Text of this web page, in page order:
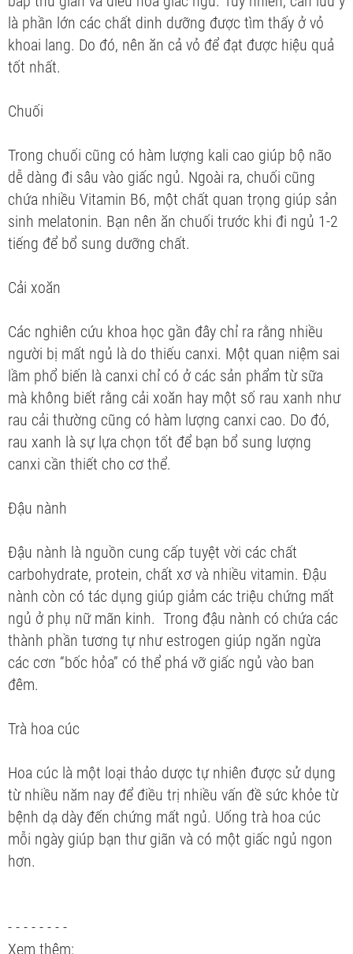
là phần lớn các chất dinh dưỡng được tìm thấy ở vỏ
khoai lang. Do đó, nên ăn cả vỏ để đạt được hiệu quả
tốt nhất.
Chuối
Trong chuối cũng có hàm lượng kali cao giúp bộ não
dễ dàng đi sâu vào giấc ngủ. Ngoài ra, chuối cũng
chứa nhiều Vitamin B6, một chất quan trọng giúp sản
sinh melatonin. Bạn nên ăn chuối trước khi đi ngủ 1-2
tiếng để bổ sung dưỡng chất.
Cải xoăn
Các nghiên cứu khoa học gần đây chỉ ra rằng nhiều
người bị mất ngủ là do thiếu canxi. Một quan niệm sai
lầm phổ biến là canxi chỉ có ở các sản phẩm từ sữa
mà không biết rằng cải xoăn hay một số rau xanh như
rau cải thường cũng có hàm lượng canxi cao. Do đó,
rau xanh là sự lựa chọn tốt để bạn bổ sung lượng
canxi cần thiết cho cơ thể.
Đậu nành
Đậu nành là nguồn cung cấp tuyệt vời các chất
carbohydrate, protein, chất xơ và nhiều vitamin. Đậu
nành còn có tác dụng giúp giảm các triệu chứng mất
ngủ ở phụ nữ mãn kinh. Trong đậu nành có chứa các
thành phần tương tự như estrogen giúp ngăn ngừa
các cơn “bốc hỏa” có thể phá vỡ giấc ngủ vào ban
đêm.
Trà hoa cúc
Hoa cúc là một loại thảo dược tự nhiên được sử dụng
từ nhiều năm nay để điều trị nhiều vấn đề sức khỏe từ
bệnh dạ dày đến chứng mất ngủ. Uống trà hoa cúc
mỗi ngày giúp bạn thư giãn và có một giấc ngủ ngon
hơn.
- - - - - - - -
Xem thêm: